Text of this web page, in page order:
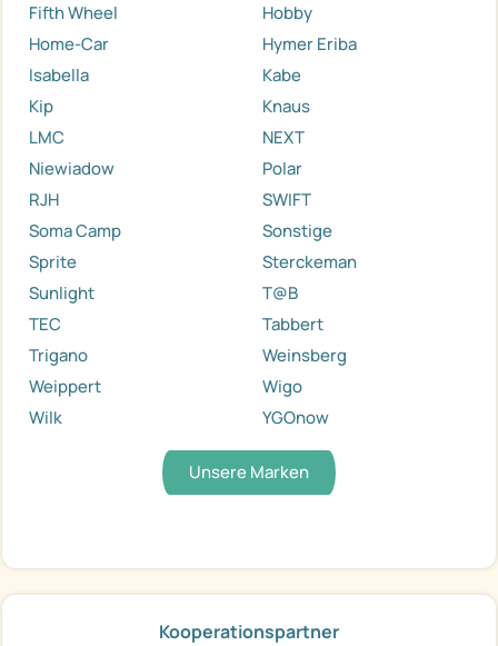
Fifth Wheel
Hobby
Home-Car
Hymer Eriba
Isabella
Kabe
Kip
Knaus
LMC
NEXT
Niewiadow
Polar
RJH
SWIFT
Soma Camp
Sonstige
Sprite
Sterckeman
Sunlight
T@B
TEC
Tabbert
Trigano
Weinsberg
Weippert
Wigo
Wilk
YGOnow
Unsere Marken
Kooperationspartner